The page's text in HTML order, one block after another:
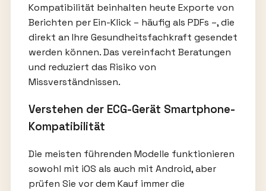
Kompatibilität beinhalten heute Exporte von
Berichten per Ein-Klick – häufig als PDFs –, die
direkt an Ihre Gesundheitsfachkraft gesendet
werden können. Das vereinfacht Beratungen
und reduziert das Risiko von
Missverständnissen.
Verstehen der ECG-Gerät Smartphone-
Kompatibilität
Die meisten führenden Modelle funktionieren
sowohl mit iOS als auch mit Android, aber
prüfen Sie vor dem Kauf immer die